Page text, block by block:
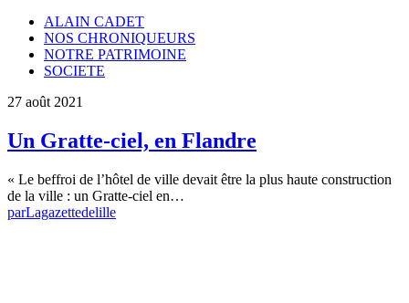
ALAIN CADET
NOS CHRONIQUEURS
NOTRE PATRIMOINE
SOCIETE
27 août 2021
Un Gratte-ciel, en Flandre
« Le beffroi de l’hôtel de ville devait être la plus haute construction
de la ville : un Gratte-ciel en…
parLagazettedelille